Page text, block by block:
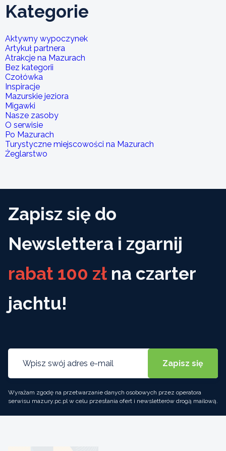
Kategorie
Aktywny wypoczynek
Artykuł partnera
Atrakcje na Mazurach
Bez kategorii
Czołówka
Inspiracje
Mazurskie jeziora
Migawki
Nasze zasoby
O serwisie
Po Mazurach
Turystyczne miejscowości na Mazurach
Żeglarstwo
Zapisz się do
Newslettera i zgarnij
rabat 100 zł na czarter
jachtu!
Wyrażam zgodę na przetwarzanie danych osobowych przez operatora
serwisu mazury.pc.pl w celu przesłania ofert i newsletterów drogą mailową.